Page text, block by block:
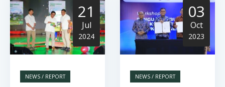
21
Jul
2024
NEWS / REPORT
03
Oct
2023
NEWS / REPORT